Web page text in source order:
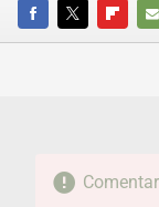
FACEBOOKTWITTER
E-